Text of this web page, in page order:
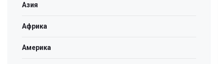
Азия
Африка
Америка